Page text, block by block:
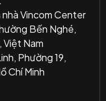
nhà Vincom Center
Bến Nghé,
Việt Nam
Phường 19,
Chí Minh